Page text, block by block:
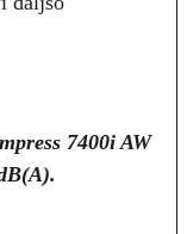
7400i AW